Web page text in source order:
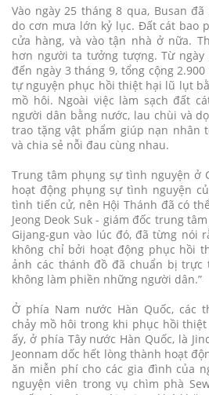
Vào ngày 25 tháng 8 qua, Busan
do cơn mưa lớn kỷ lục. Đất cát bao
cửa hàng, và vào tận nhà ở nữa.
hơn người ta tưởng tượng. Từ ngày
đến ngày 3 tháng 9, tổng cộng
tự nguyện phục hồi thiệt hại lũ lụt
mồ hôi. Ngoài việc làm sạch đất
người dân bằng nước, lau chùi và
trao tặng vật phẩm giúp nạn nhân
và chia sẻ nỗi đau cùng nhau.
Trung tâm phụng sự tình nguyện ở
hoạt động phụng sự tình nguyện
tình tiến cử, nên Hội Thánh đã có
Jeong Deok Suk - giám đốc trung
Gijang-gun vào lúc đó, đã từng nói
không chỉ bởi hoạt động phục hồi
ảnh các thánh đồ đã chuẩn bị trực
không làm phiền những người dân.”
Ở phía Nam nước Hàn Quốc, các
chảy mồ hôi trong khi phục hồi
ấy, ở phía Tây nước Hàn Quốc, là
Jeonnam dốc hết lòng thành hoạt
ăn miễn phí cho các gia đình của
nguyện viên trong vụ chìm phà